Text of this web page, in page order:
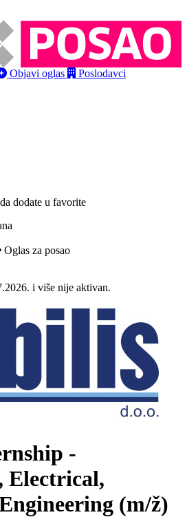
Objavi oglas Poslodavci
dodate u favorite
Oglas za posao
i više nije aktivan.
-
Electrical,
(m/ž)